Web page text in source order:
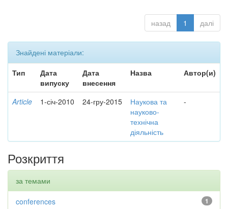
назад 1 далі
Знайдені матеріали:
Тип
Дата
випуску
Дата
внесення
Назва Автор(и)
Article 1-січ-2010 24-гру-2015
Наукова та
науково-
технічна
діяльність
-
Розкриття
за темами
1
conferences